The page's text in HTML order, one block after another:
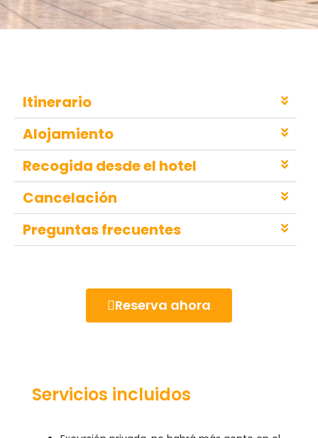
Itinerario
Alojamiento
Recogida desde el hotel
Cancelación
Preguntas frecuentes
Reserva ahora
Servicios incluidos